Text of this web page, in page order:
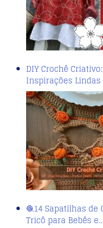
DIY Crochê
Inspirações
🧶14 Sapatilhas de
Tricô para Bebês e…